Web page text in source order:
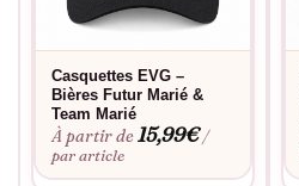
Casquettes EVG –
Bières Futur Marié &
Team Marié
À partir de15,99€ /
par article